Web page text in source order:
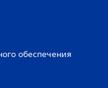
обеспечения